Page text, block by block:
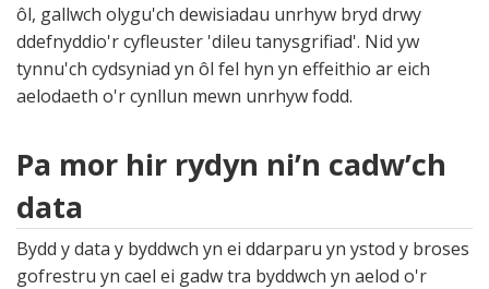
ôl, gallwch olygu'ch dewisiadau unrhyw bryd drwy
ddefnyddio'r cyfleuster 'dileu tanysgrifiad'. Nid yw
tynnu'ch cydsyniad yn ôl fel hyn yn effeithio ar eich
aelodaeth o'r cynllun mewn unrhyw fodd.
Pa mor hir rydyn ni’n cadw’ch
data
Bydd y data y byddwch yn ei ddarparu yn ystod y broses
gofrestru yn cael ei gadw tra byddwch yn aelod o'r